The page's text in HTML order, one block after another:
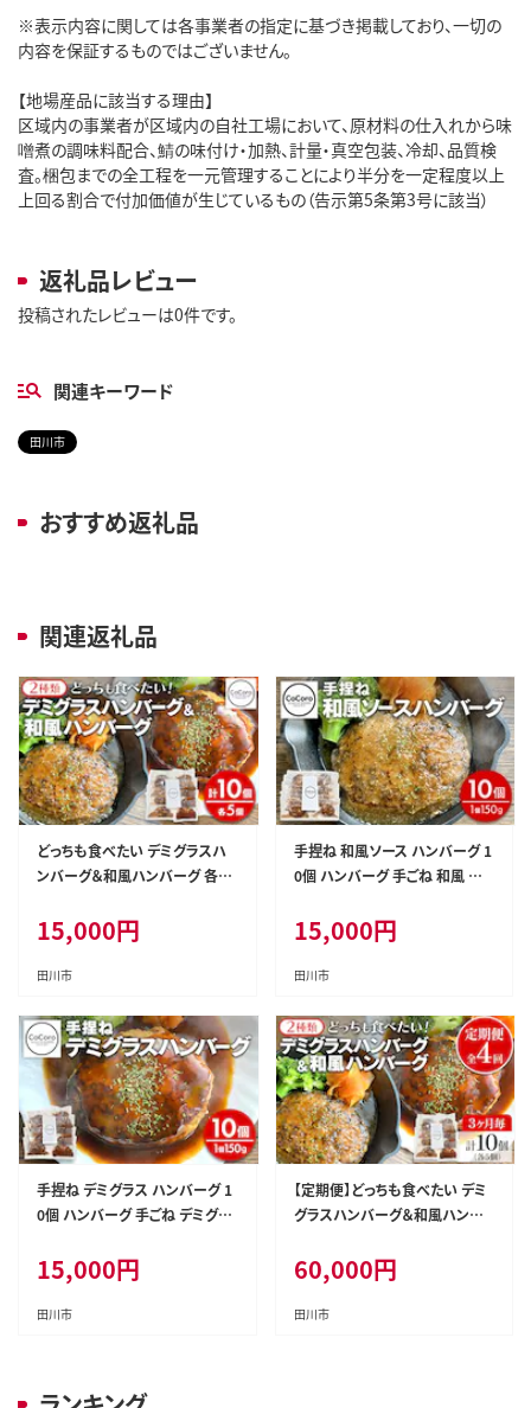
※表示内容に関しては各事業者の指定に基づき掲載しており、一切の
内容を保証するものではございません。
【地場産品に該当する理由】
区域内の事業者が区域内の自社工場において、原材料の仕入れから味
噌煮の調味料配合、鯖の味付け・加熱、計量・真空包装、冷却、品質検
査。梱包までの全工程を一元管理することにより半分を一定程度以上
上回る割合で付加価値が生じているもの（告示第5条第3号に該当）
返礼品レビュー
投稿されたレビューは0件です。
関連キーワード
田川市
おすすめ返礼品
関連返礼品
どっちも食べたい デミグラスハ
ンバーグ＆和風ハンバーグ 各5
デミグラス 国産 晩御飯 おかず
お弁当 冷凍 合挽 レンジ 温める
だけ レンチン 湯銭 二種 福岡 お
15,000円
田川市
手捏ね 和風ソース ハンバーグ 1
0個 ハンバーグ 手ごね 和風 国
合挽 レンジ 温めるだけ レンチ
ン 湯銭 福岡 お土産 九州 福岡
土産 福岡県
15,000円
田川市
手捏ね デミグラス ハンバーグ 1
0個 ハンバーグ 手ごね デミグラ
凍 合挽 レンジ 温めるだけ レン
チン 湯銭 福岡 お土産 九州 福岡
土産 福岡県
15,000円
田川市
【定期便】どっちも食べたい デミ
グラスハンバーグ＆和風ハンバ
ね 和風 デミグラス 国産 晩御飯
おかず お弁当 冷凍 合挽 レンジ
温めるだけ レンチン 湯銭 二種
60,000円
田川市